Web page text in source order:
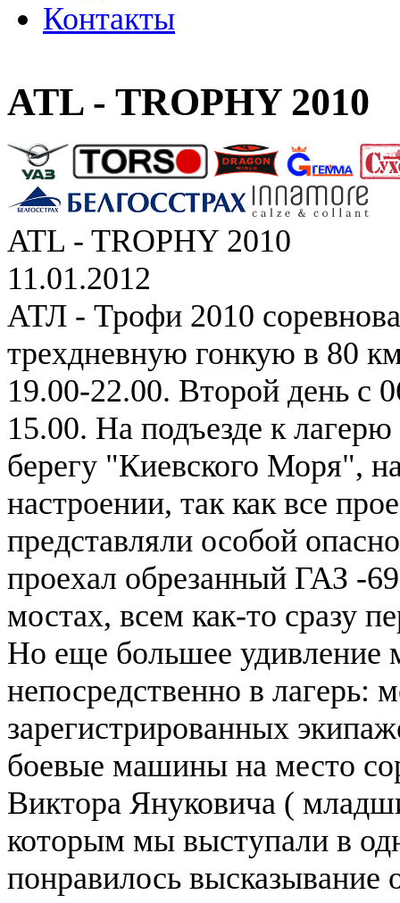
Контакты
ATL - TROPHY 2010
ATL - TROPHY 2010
11.01.2012
АТЛ - Трофи 2010
трехдневную гонкую в 80
19.00-22.00. Второй день с
15.00. На подъезде к
берегу "Киевского Моря",
настроении, так как все
представляли особой
проехал обрезанный ГАЗ -
мостах, всем как-то сразу
Но еще большее удивление
непосредственно в лагерь:
зарегистрированных
боевые машины на место
Виктора Януковича (
которым мы выступали в
понравилось